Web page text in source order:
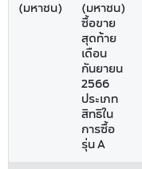
(มหาชน)
(มหาชน)
ซื้อขาย
สุดท้าย
เดือน
กันยายน
2566
ประเภท
สิทธิใน
การซื้อ
รุ่น A